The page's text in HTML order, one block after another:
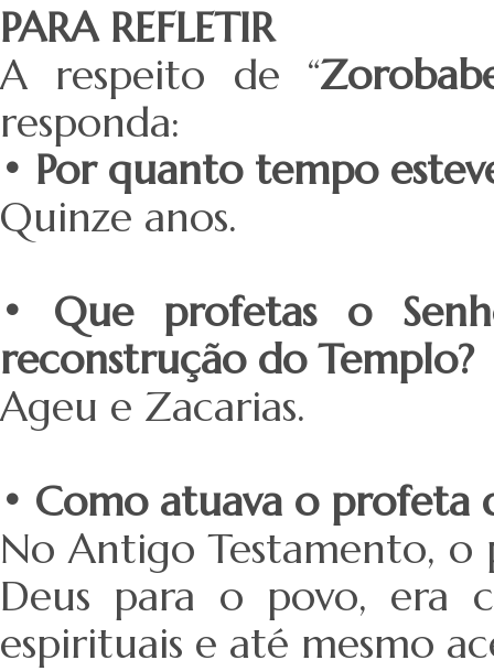
PARA REFLETIR
A respeito de “
responda:
• Por quanto tempo
Quinze anos.
• Que profetas o
reconstrução do Templo?
Ageu e Zacarias.
• Como atuava o
No Antigo Testamento,
Deus para o povo, era
espirituais e até mesmo